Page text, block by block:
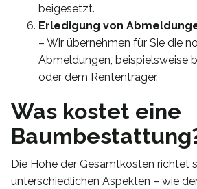
beigesetzt.
Erledigung von
– Wir übernehmen für Sie die
Abmeldungen, beispielsweise
oder dem Rententräger.
Was kostet eine
Die Höhe der Gesamtkosten richtet
unterschiedlichen Aspekten – wie